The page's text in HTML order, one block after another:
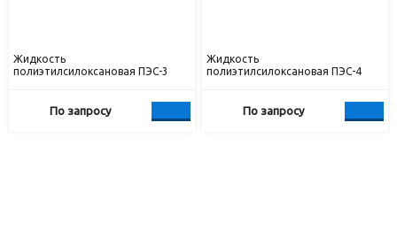
Жидкость
полиэтилсилоксановая ПЭС-3
По запросу
Жидкость
полиэтилсилоксановая ПЭС-4
По запросу